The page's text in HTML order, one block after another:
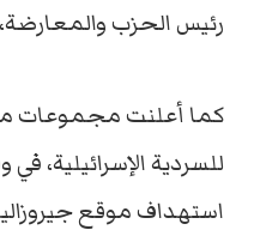
رئيس الحزب والمعارضة،
كما أعلنت مجموعات
للسردية الإسرائيلية،
استهداف موقع